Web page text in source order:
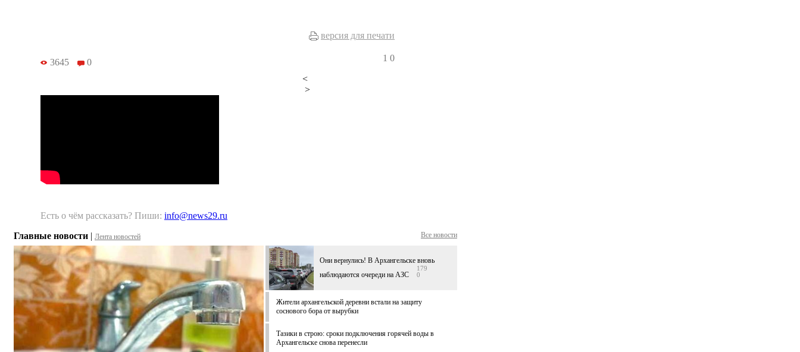
версия для печати
3645 0 1 0
<
>
Есть о чём рассказать? Пиши: info@news29.ru
Главные новости | Лента новостей Все новости
Они вернулись! В Архангельске вновь
наблюдаются очереди на АЗС
179
0
Жители архангельской деревни встали на защиту
соснового бора от вырубки
Тазики в строю: сроки подключения горячей воды в
Архангельске снова перенесли